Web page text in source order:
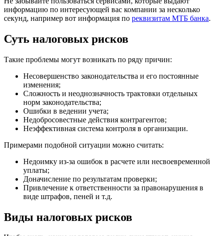
информацию по интересующей вас компании за несколько
секунд, например вот информация по реквизитам МТБ банка.
Суть налоговых рисков
Такие проблемы могут возникать по ряду причин:
Несовершенство законодательства и его постоянные
изменения;
Сложность и неоднозначность трактовки отдельных
норм законодательства;
Ошибки в ведении учета;
Недобросовестные действия контрагентов;
Неэффективная система контроля в организации.
Примерами подобной ситуации можно считать:
Недоимку из-за ошибок в расчете или несвоевременной
уплаты;
Доначисление по результатам проверки;
Привлечение к ответственности за правонарушения в
виде штрафов, пеней и т.д.
Виды налоговых рисков